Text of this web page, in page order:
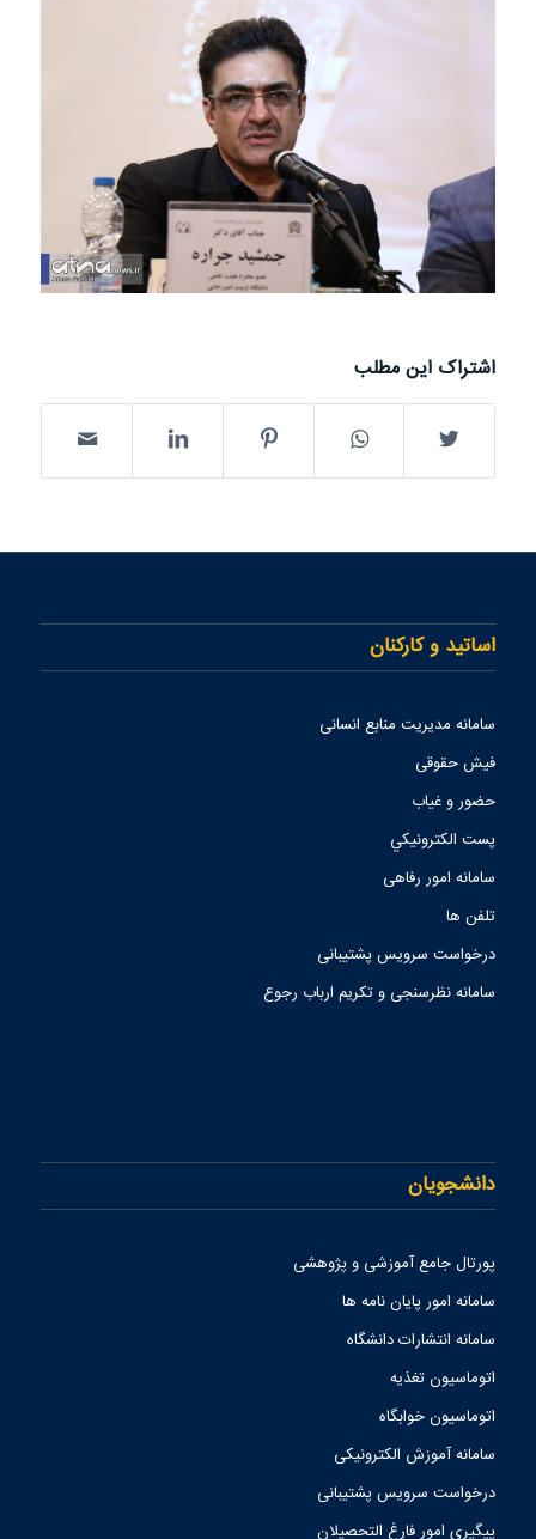
اشتراک این مطلب
اساتید و کارکنان
سامانه مدیریت منابع انسانی
فیش حقوقی
حضور و غیاب
پست الكترونيكي
سامانه امور رفاهی
تلفن ها
درخواست سرویس پشتیبانی
سامانه نظرسنجی و تکریم ارباب رجوع
دانشجویان
پورتال جامع آموزشی و پژوهشی
سامانه امور پایان نامه ها
سامانه انتشارات دانشگاه
اتوماسیون تغذیه
اتوماسیون خوابگاه
سامانه آموزش الکترونیکی
درخواست سرویس پشتیبانی
پیگیری امور فارغ التحصیلان